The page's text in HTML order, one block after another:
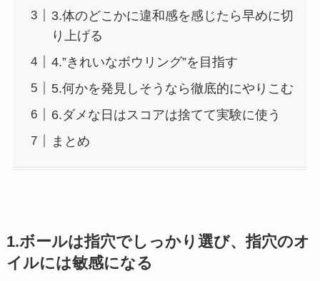
3.体のどこかに違和感を感じたら早めに切
り上げる
4.”きれいなボウリング”を目指す
5.何かを発見しそうなら徹底的にやりこむ
6.ダメな日はスコアは捨てて実験に使う
まとめ
1.ボールは指穴でしっかり選び、指穴のオ
イルには敏感になる